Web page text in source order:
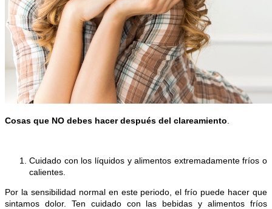
Cosas que NO debes hacer después del clareamiento
Cuidado con los líquidos y alimentos extremadamente fríos o
calientes.
Por la sensibilidad normal en este periodo, el frío puede hacer que
sintamos dolor. Ten cuidado con las bebidas y alimentos fríos